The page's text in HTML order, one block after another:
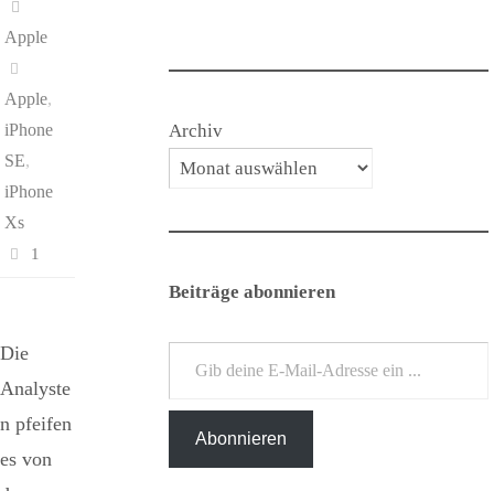
Apple
Apple,
iPhone
SE,
iPhone
Xs
1
Die
Analyste
n pfeifen
es von
Archiv
Beiträge abonnieren
Gib deine E-Mail-Adresse ein ...
Abonnieren